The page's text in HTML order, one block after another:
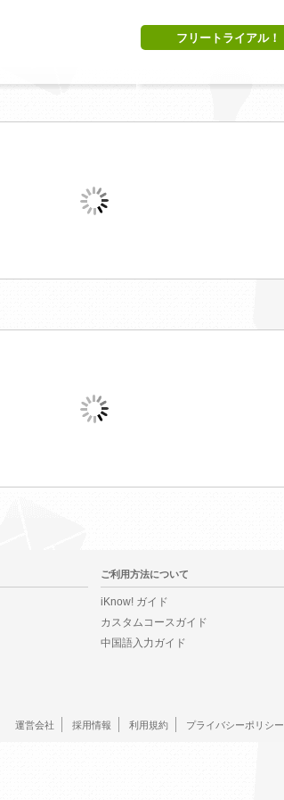
フリートライアル！
ご利用方法について
iKnow! ガイド
カスタムコースガイド
中国語入力ガイド
運営会社 採用情報 利用規約 プライバシーポリシー